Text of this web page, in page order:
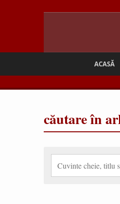
ACASĂ
căutare în